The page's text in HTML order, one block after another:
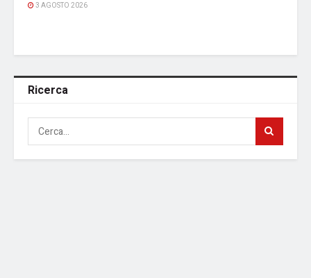
3 AGOSTO 2026
Ricerca